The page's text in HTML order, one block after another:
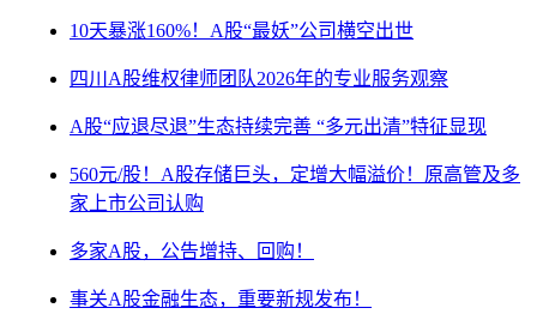
10天暴涨160%！A股“最妖”公司横空出世
四川A股维权律师团队2026年的专业服务观察
A股“应退尽退”生态持续完善 “多元出清”特征显现
560元/股！A股存储巨头，定增大幅溢价！原高管及多
家上市公司认购
多家A股，公告增持、回购！
事关A股金融生态，重要新规发布！